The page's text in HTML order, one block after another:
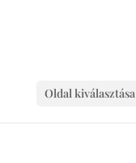
Oldal kiválasztása